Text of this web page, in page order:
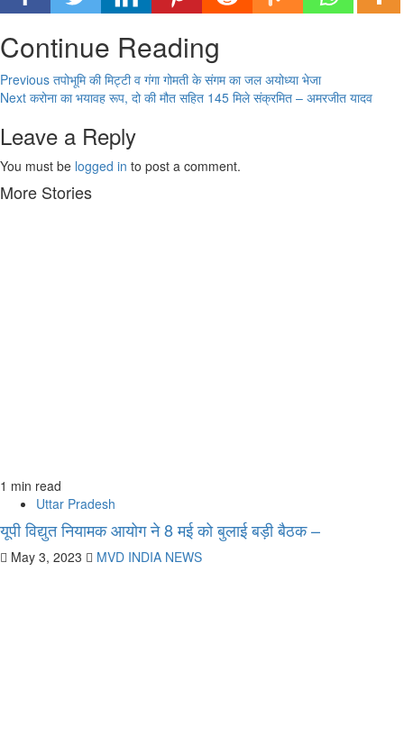
Continue Reading
Previous तपोभूमि की मिट्टी व गंगा गोमती के संगम का जल अयोध्या भेजा
Next करोना का भयावह रूप, दो की मौत सहित 145 मिले संक्रमित – अमरजीत यादव
Leave a Reply
You must be logged in to post a comment.
More Stories
1 min read
Uttar Pradesh
यूपी विद्युत नियामक आयोग ने 8 मई को बुलाई बड़ी बैठक –
May 3, 2023 MVD INDIA NEWS